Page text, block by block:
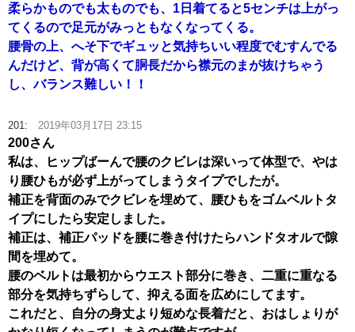
柔らかものでも太ものでも、1日着てると5センチは上がっ
てくるので足元がみっともなくなってくる。
腰骨の上、へそ下でギュッと気持ちいい程度でむすんでる
んだけど、背が高くて胴長だから襟元のまが抜けちゃう
し、バランス難しい！！
201: 2019年03月17日 23:15
200さん
私は、ヒップばーんで腰のクビレは深いって体型で、やは
り腰ひもが必ず上がってしまうタイプでしたが。
補正を背面のみでクビレを埋めて、腰ひもをゴムベルトタ
イプにしたら安定しました。
補正は、補正パッドを腰に巻き付けたらハンドタオルで隙
間を埋めて。
腰のベルトは最初からウエスト部分に巻き、二重に重なる
部分を気持ちずらして、抑える面を広めにしてます。
これだと、自分の身丈より短めな長着だと、おはしょりが